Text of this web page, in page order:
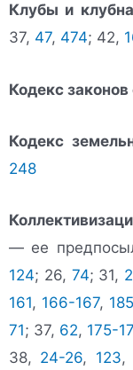
Клубы и
37, 47, 474; 42,
Кодекс законов
Кодекс
248
— ее
124; 26, 74; 31,
161, 166-167,
71; 37, 62, 175-
38, 24-26, 123,